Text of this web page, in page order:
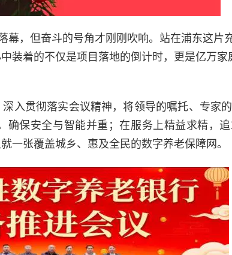
幕，但奋斗的号角才刚刚吹响。站在浦东这片
装着的不仅是项目落地的倒计时，更是亿万家
入贯彻落实会议精神，将领导的嘱托、专家
确保安全与智能并重；在服务上精益求精，
一张覆盖城乡、惠及全民的数字养老保障网。